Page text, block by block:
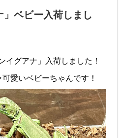
」ベビー入荷しまし
イグアナ」入荷しました！
愛いベビーちゃんです！